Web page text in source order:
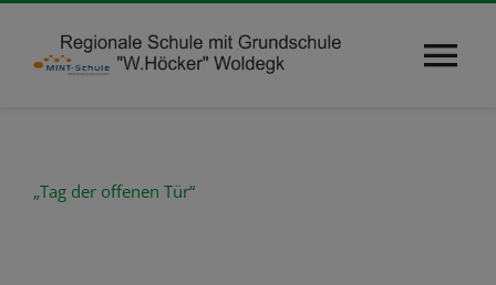
„Tag der offenen Tür“